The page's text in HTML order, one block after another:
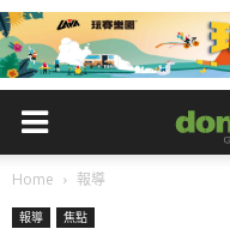
Home 報導
報導 焦點